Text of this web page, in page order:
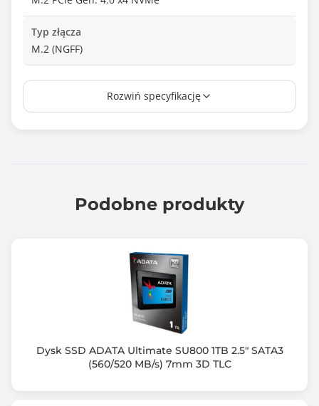
Typ złącza
M.2 (NGFF)
Prędkość odczytu (max)
Prędkość zapisu (max)
Czarny (Black)
Wymiary: 20mm x 22mm x 2.38mm
Rozwiń specyfikację
Podobne produkty
Dysk SSD ADATA Ultimate SU800 1TB 2.5" SATA3
(560/520 MB/s) 7mm 3D TLC